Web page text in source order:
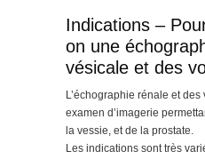
Indications –
on une
vésicale et des
L’échographie rénale et
examen d’imagerie
la vessie, et de la prostate.
Les indications sont très